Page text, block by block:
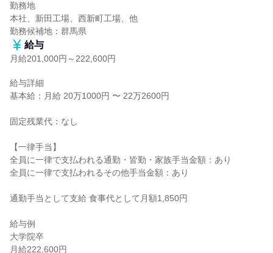
勤務地
本社、新田工場、西新町工場、他
勤務候補地：群馬県
給与
月給201,000円～222,600円
給与詳細
基本給：月給 20万1000円 〜 22万2600円
固定残業代：なし
【一律手当】
全員に一律で支払われる通勤・皆勤・家族手当金額：あり
全員に一律で支払われるその他手当金額：あり
通勤手当として支給 食事代として月額1,850円
給与例
大学院卒
月給222,600円